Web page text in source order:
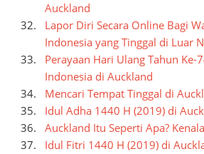
Auckland
Lapor Diri Secara Online Bagi
Indonesia yang Tinggal di Luar
Perayaan Hari Ulang Tahun Ke-
Indonesia di Auckland
Mencari Tempat Tinggal di
Idul Adha 1440 H (2019) di
Auckland Itu Seperti Apa?
Idul Fitri 1440 H (2019) di